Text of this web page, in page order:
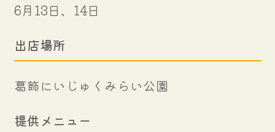
6月13日、14日
出店場所
葛飾にいじゅくみらい公園
提供メニュー